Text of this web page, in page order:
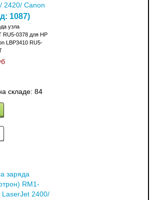
2420/ Canon
1087)
узла
RU5-0378 для HP
LBP3410 RU5-
складе: 84
заряда
RM1-
LaserJet 2400/